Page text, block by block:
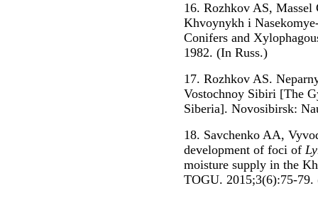
16. Rozhkov AS, Massel
Khvoynykh i
Conifers and
1982. (In Russ.)
17. Rozhkov AS.
Vostochnoy Sibiri [The
Siberia]. Novosibirsk:
18. Savchenko AA,
development of foci of
moisture supply in the
TOGU. 2015;3(6):75-79.